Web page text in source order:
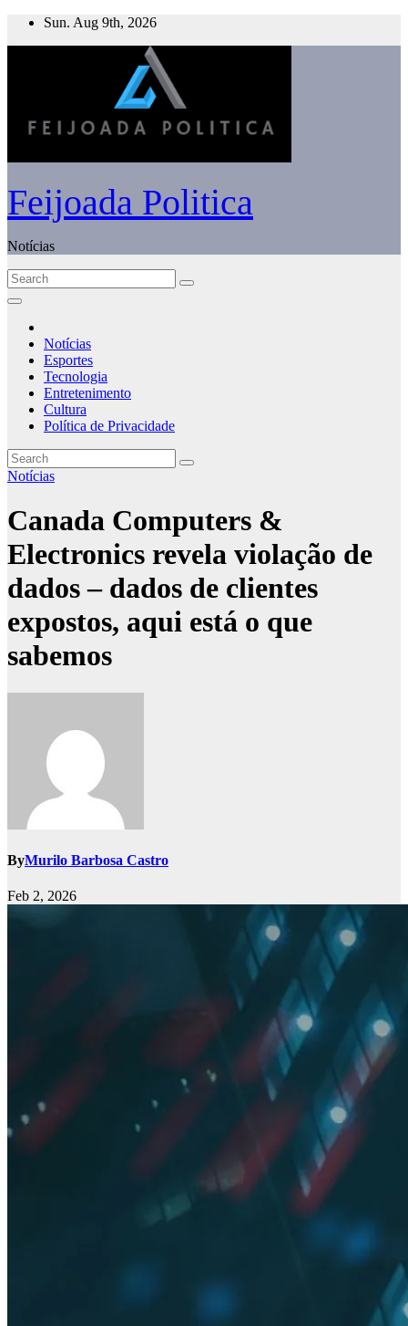
Skip
Sun. Aug 9th, 2026
Feijoada Politica
Notícias
Notícias
Esportes
Tecnologia
Entretenimento
Cultura
Política de Privacidade
Notícias
Canada Computers &
Electronics revela violação de
dados – dados de clientes
expostos, aqui está o que
sabemos
ByMurilo Barbosa Castro
Feb 2, 2026